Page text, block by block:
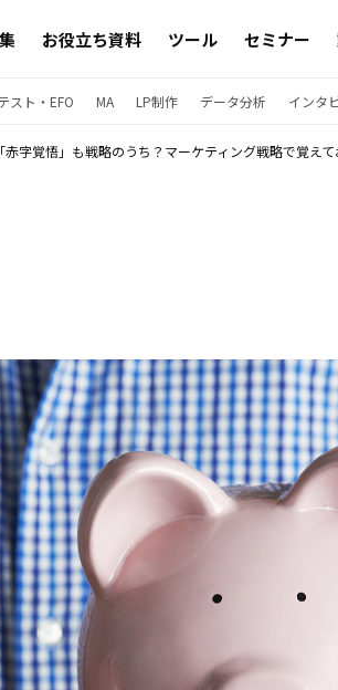
お役立ち資料 ツール セミナー
スト・EFO MA LP制作 データ分析 インタ
「赤字覚悟」も戦略のうち？マーケティング戦略で覚え